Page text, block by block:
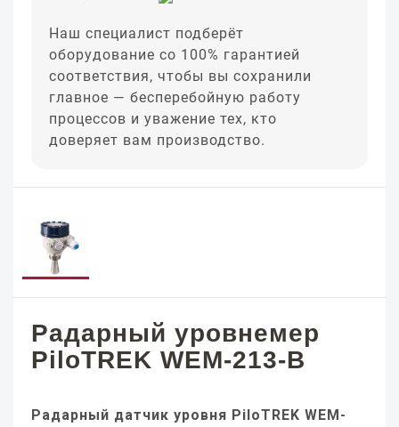
Наш специалист подберёт
оборудование со 100% гарантией
соответствия, чтобы вы сохранили
главное — бесперебойную работу
процессов и уважение тех, кто
доверяет вам производство.
Радарный уровнемер
PiloTREK WEM-213-B
Радарный датчик уровня PiloTREK WEM-